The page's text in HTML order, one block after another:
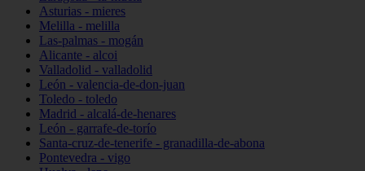
Asturias - mieres
Melilla - melilla
Las-palmas - mogán
Alicante - alcoi
Valladolid - valladolid
León - valencia-de-don-juan
Toledo - toledo
Madrid - alcalá-de-henares
León - garrafe-de-torío
Santa-cruz-de-tenerife - granadilla-de-abona
Pontevedra - vigo